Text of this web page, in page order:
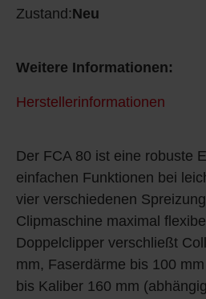
Der FCA 80 ist eine robuste
einfachen Funktionen bei
vier verschiedenen
Clipmaschine maximal
Doppelclipper verschließt
mm, Faserdärme bis 100
bis Kaliber 160 mm
Zustand:Neu
Weitere Informationen:
Herstellerinformationen